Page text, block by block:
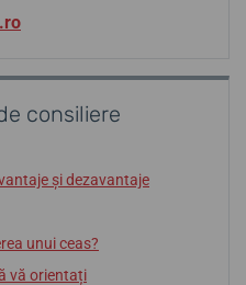
consiliere
și dezavantaje
unui ceas?
vă orientați